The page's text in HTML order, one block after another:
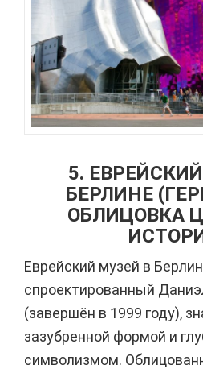
5.
БЕРЛИНЕ
ОБЛИЦОВКА
Еврейский музей в
спроектированный
(завершён в 1999 году),
зазубренной формой и
символизмом.